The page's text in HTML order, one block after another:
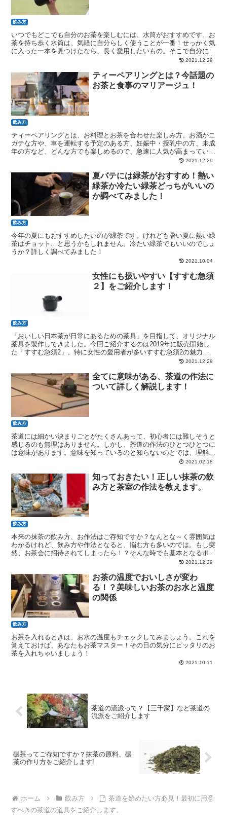
飲み方
いつでもどこでも自分のお茶を楽しむには、水筒がおすすめです。お
茶を持ち歩く水筒は、気軽に自分らしく使うことが一番！せっかく気
に入った一本を見つけたなら、長く愛用したいもの。そこで自分にも
2021.12.29
飲み方
ティーペアリングとは？今話題の
お茶と食事のマリアージュ！
ティーペアリングとは、お料理とお茶を合わせた楽しみ方。お酒がニ
ガテな方や、車を運転する予定のある方、妊娠中・授乳中の方、未成
年の方など、どんな方でも楽しめるので、急速に人気が高まっていま
2021.12.29
飲み方
夏バテには緑茶がおすすめ！熱い
緑茶か冷たい緑茶どっちがいいの
か調べてみました！
今年の夏にもおすすめしたいのが緑茶です。けれども暑い夏に熱い緑
茶はチョット…と思うかもしれません。冷たい緑茶でもいいのでしょ
うか？詳しく調べてみました！
2021.10.04
飲み方
女性にも扱いやすい【すすむ急須
２】をご紹介します！
「おいしい日本茶が日常にあるための茶具」を目指して、オリジナル
茶具を製作してきました。今回ご紹介するのは2019年に販売開始し
た「すすむ急須2」。特に女性の愛用者が多いすすむ急須2の魅力を
2021.12.29
飲み方
全てに意味がある、茶道の作法に
ついて詳しく解説します！
茶道には細かい決まりごとがたくさんあって、初心者には難しそうと
感じるのも無理はありません。しかし、茶道の作法のひとつひとつに
は意味があります。意味を知っているのと知らないのとでは、理解に
差が出ますよね。茶道の作法の意味を知って、茶道との距離を縮めま
2021.02.18
飲み方
知っておきたい！正しい抹茶の飲
み方と茶室の作法を教えます。
本来の抹茶の飲み方、お作法はご存知ですか？なんとな～く雰囲気は
わかるけれど、飲み方や作法となると、悩む方も多いのでは。もし突
然、お茶会に招待されてしまったら！？そんな時でも基本となるポイ
2021.12.29
飲み方
お茶の温度でおいしさが変わ
る！？美味しいお茶のお水と温度
の関係
お茶を入れるときは、お水の温度もチェックしてみましょう。これを
覚えておけば、あなたもお茶マスター！その日の気分にピッタリのお
茶を入れちゃいましょう！
2021.10.11
茶道の流派って？【三千家】など茶道の
流派をご紹介します
碾茶ってご存知ですか？抹茶の原料、碾
茶の作り方をご紹介します!
ホーム 飲み方
茶道を始めたい方必見！最初に用意
すべきの茶道の道具をご紹介します。